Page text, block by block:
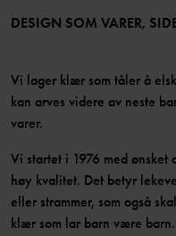
Bli medlem
DESIGN SOM VARER,
Vi lager klær som tåler å
kan arves videre av neste
varer.
Vi startet i 1976 med
høy kvalitet. Det betyr
eller strammer, som også
klær som lar barn være barn.